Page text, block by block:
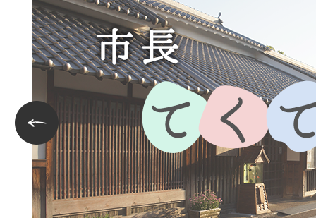
2026年07月31日
広報つながり 令和8年8月号
2026年07月31日
治道小学校で学びませんか!～
児童募集～
2026年07月31日
奈良大文字送り火に伴う郡山城
枚
目
の
ス
ラ
イ
ド
前のスライドを表示